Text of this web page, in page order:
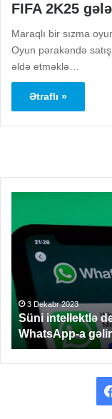
FIFA 2K25
Maraqlı bir sızma
Oyun pərakəndə
əldə etməklə…
Ətraflı »
dəstəklənən
söhbət
köməkçisi
WhatsApp-
a
gəlir3 Dekabr 2023
Süni intellektlə
WhatsApp-a gəlir